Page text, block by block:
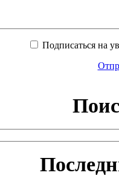
Подписаться на